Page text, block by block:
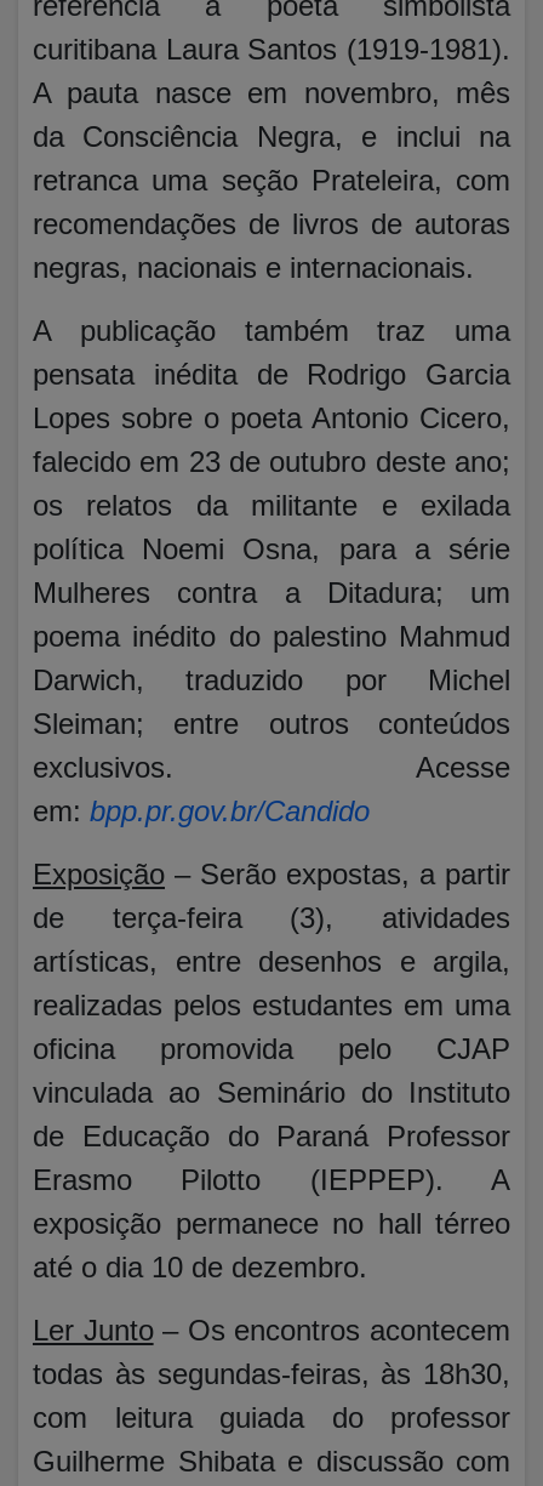
curitibana Laura Santos (1919-1981).
A pauta nasce em novembro, mês
da Consciência Negra, e inclui na
retranca uma seção Prateleira, com
recomendações de livros de autoras
negras, nacionais e internacionais.
A publicação também traz uma
pensata inédita de Rodrigo Garcia
Lopes sobre o poeta Antonio Cicero,
falecido em 23 de outubro deste ano;
os relatos da militante e exilada
política Noemi Osna, para a série
Mulheres contra a Ditadura; um
poema inédito do palestino Mahmud
Darwich, traduzido por Michel
Sleiman; entre outros conteúdos
exclusivos. Acesse
em: bpp.pr.gov.br/Candido
Exposição – Serão expostas, a partir
de terça-feira (3), atividades
artísticas, entre desenhos e argila,
realizadas pelos estudantes em uma
oficina promovida pelo CJAP
vinculada ao Seminário do Instituto
de Educação do Paraná Professor
Erasmo Pilotto (IEPPEP). A
exposição permanece no hall térreo
até o dia 10 de dezembro.
Ler Junto– Os encontros acontecem
todas às segundas-feiras, às 18h30,
com leitura guiada do professor
Guilherme Shibata e discussão com